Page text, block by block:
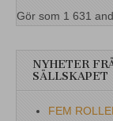
Gör som 1 631
NYHETER
SÄLLSKAPET
FEM